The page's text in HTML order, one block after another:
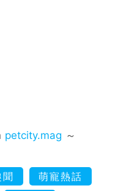
petcity.mag ～
萌寵熱話